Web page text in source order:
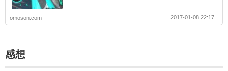
omoson.com 2017-01-08 22:17
感想